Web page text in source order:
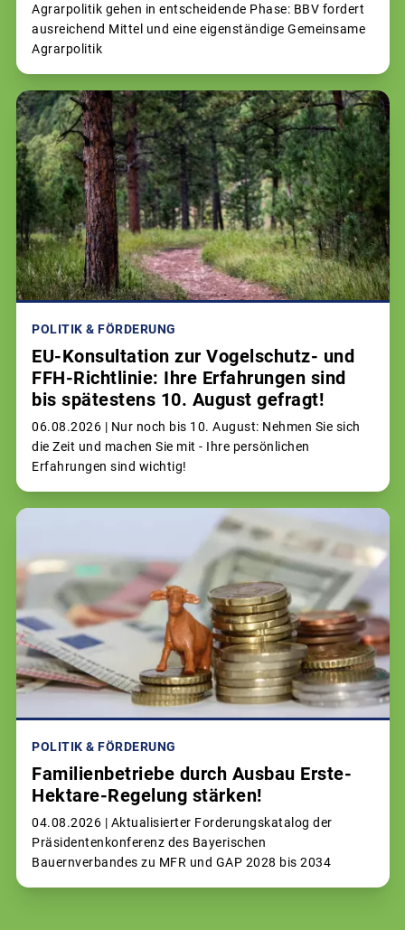
Agrarpolitik gehen in entscheidende Phase: BBV fordert
ausreichend Mittel und eine eigenständige Gemeinsame
Agrarpolitik
POLITIK & FÖRDERUNG
EU-Konsultation zur Vogelschutz- und
FFH-Richtlinie: Ihre Erfahrungen sind
bis spätestens 10. August gefragt!
06.08.2026 | Nur noch bis 10. August: Nehmen Sie sich
die Zeit und machen Sie mit - Ihre persönlichen
Erfahrungen sind wichtig!
POLITIK & FÖRDERUNG
Familienbetriebe durch Ausbau Erste-
Hektare-Regelung stärken!
04.08.2026 | Aktualisierter Forderungskatalog der
Präsidentenkonferenz des Bayerischen
Bauernverbandes zu MFR und GAP 2028 bis 2034